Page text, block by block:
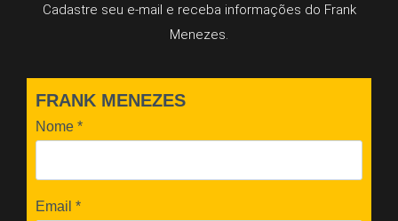
Cadastre seu e-mail e receba informações do Frank
Menezes.
FRANK MENEZES
Nome *
Email *